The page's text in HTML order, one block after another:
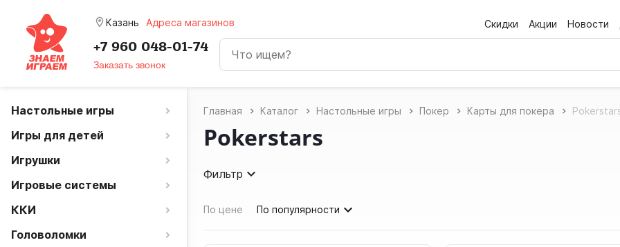
room Казань Адреса магазинов Скидки Акции Новости
+7 960 048-01-74
Заказать звонок
Настольные игры
Игры для детей
Игрушки
Игровые системы
ККИ
Головоломки
Главная Каталог Настольные игры Покер Карты для покера
Pokerstars
Фильтр
По цене По популярности